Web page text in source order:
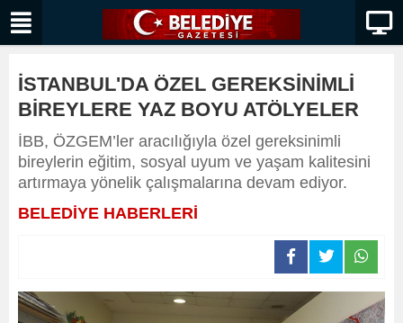
İSTANBUL'DA ÖZEL GEREKSİNİMLİ
BİREYLERE YAZ BOYU ATÖLYELER
İBB, ÖZGEM’ler aracılığıyla özel gereksinimli
bireylerin eğitim, sosyal uyum ve yaşam kalitesini
artırmaya yönelik çalışmalarına devam ediyor.
BELEDİYE HABERLERİ